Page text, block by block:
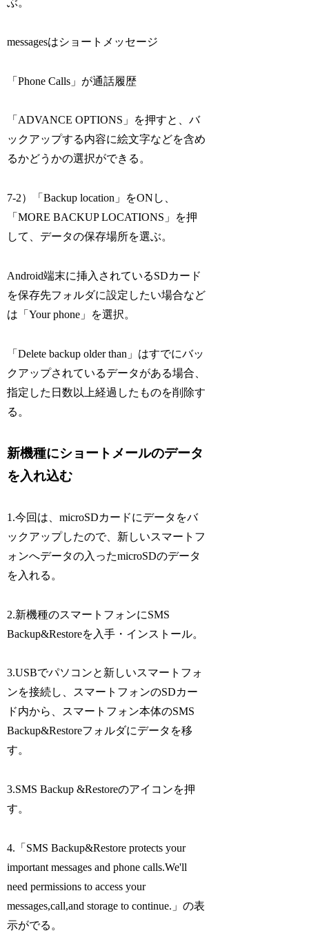
ぶ。
messagesはショートメッセージ
「Phone Calls」が通話履歴
「ADVANCE OPTIONS」を押すと、バ
ックアップする内容に絵文字などを含め
るかどうかの選択ができる。
7-2）「Backup location」をONし、
「MORE BACKUP LOCATIONS」を押
して、データの保存場所を選ぶ。
Android端末に挿入されているSDカード
を保存先フォルダに設定したい場合など
は「Your phone」を選択。
「Delete backup older than」はすでにバッ
クアップされているデータがある場合、
指定した日数以上経過したものを削除す
る。
新機種にショートメールのデータ
を入れ込む
1.今回は、microSDカードにデータをバ
ックアップしたので、新しいスマートフ
ォンへデータの入ったmicroSDのデータ
を入れる。
2.新機種のスマートフォンにSMS
Backup&Restoreを入手・インストール。
3.USBでパソコンと新しいスマートフォ
ンを接続し、スマートフォンのSDカー
ド内から、スマートフォン本体のSMS
Backup&Restoreフォルダにデータを移
す。
3.SMS Backup &Restoreのアイコンを押
す。
4.「SMS Backup&Restore protects your
important messages and phone calls.We'll
need permissions to access your
messages,call,and storage to continue.」の表
示がでる。